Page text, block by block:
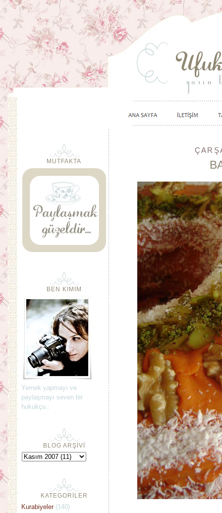
MUTFAKTA
BEN KIMIM
Yemek yapmayı ve
paylaşmayı seven bir
hukukçu..
BLOG ARŞİVİ
KATEGORİLER
Kurabiyeler (140)